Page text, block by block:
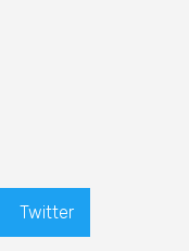
Twitter